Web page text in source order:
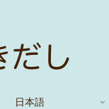
日本語